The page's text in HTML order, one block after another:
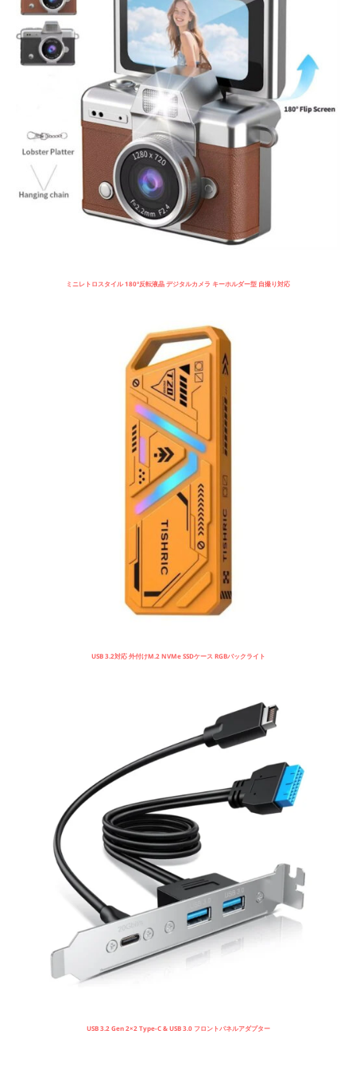
ミニレトロスタイル 180°反転液晶 デジタルカメラ キーホルダー型 自撮り対応
USB 3.2対応 外付けM.2 NVMe SSDケース RGBバックライト
USB 3.2 Gen 2×2 Type-C & USB 3.0 フロントパネルアダプター